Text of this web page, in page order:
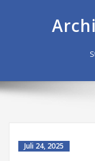
Juli 24, 2025